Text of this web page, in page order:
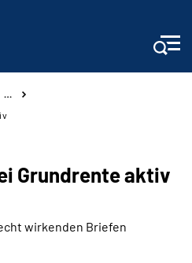
…
Grundrente aktiv
wirkenden Briefen